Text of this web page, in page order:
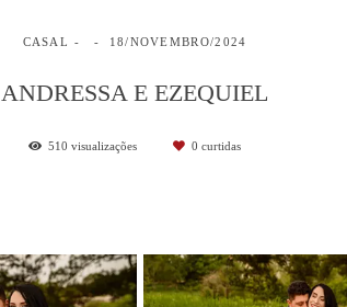
CASAL 18/NOVEMBRO/2024
ANDRESSA E EZEQUIEL
510 visualizações 0 curtidas